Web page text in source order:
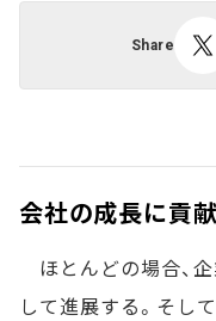
Share
会社の成長に貢
ほとんどの場合、
して進展する。そし